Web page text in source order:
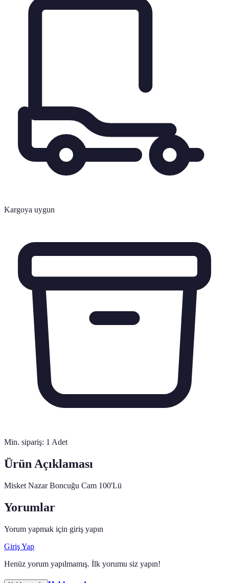
Kargoya uygun
Min. sipariş: 1 Adet
Ürün Açıklaması
Misket Nazar Boncuğu Cam 100'Lü
Yorumlar
Yorum yapmak için giriş yapın
Giriş Yap
Henüz yorum yapılmamış. İlk yorumu siz yapın!